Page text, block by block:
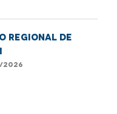
REGIONAL DE